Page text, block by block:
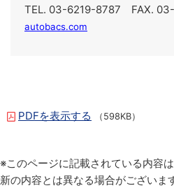
TEL. 03-6219-8787 FAX.
autobacs.com
PDFを表示する （598KB）
※このページに記載されている内容
新の内容とは異なる場合がございま